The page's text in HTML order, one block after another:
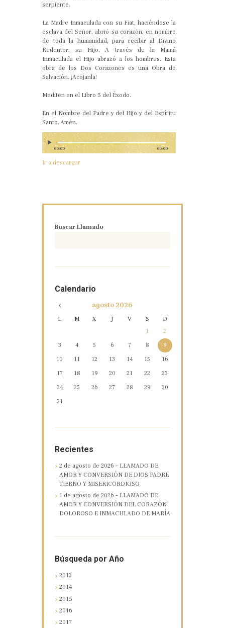
serpiente.
La Madre Inmaculada con su Fiat, haciéndose la
esclava del Señor, abrió su corazón, en nombre
de toda la humanidad, para recibir al Divino
Redentor, su Hijo. A través de la Mamá
Inmaculada el Hijo abrazó a los hombres. Esta
obra de los Dos Corazones es una Obra de
Salvación. ¡Acójanla!
Mediten en el Libro 5 del Éxodo.
En el Nombre del Padre y del Hijo y del Espíritu
Santo. Amén.
00:00 00:00
Ir a descargar
Buscar Llamado
Calendario
agosto2026
L M X J V S
D
1
2
3
4 5 6 7 8
9
10
11 12 13 14 15
16
17
18 19 20 21 22
23
24
25 26 27 28 29
30
31
Recientes
2 de agosto de 2026 – LLAMADO DE
AMOR Y CONVERSIÓN DE DIOS PADRE
TIERNO Y MISERICORDIOSO
1 de agosto de 2026 – LLAMADO DE
AMOR Y CONVERSIÓN DEL CORAZÓN
DOLOROSO E INMACULADO DE MARÍA
Búsqueda por Año
2013
2014
2015
2016
2017